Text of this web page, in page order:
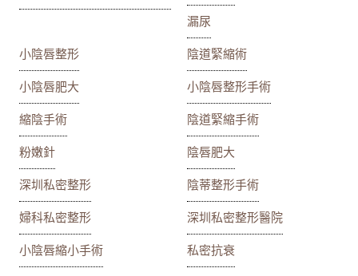
漏尿
小陰唇整形 陰道緊縮術
小陰唇肥大 小陰唇整形手術
縮陰手術 陰道緊縮手術
粉嫩針 陰唇肥大
深圳私密整形 陰蒂整形手術
婦科私密整形 深圳私密整形醫院
小陰唇縮小手術 私密抗衰